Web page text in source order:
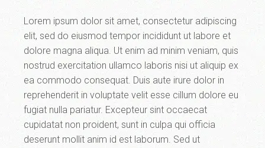
Lorem ipsum dolor sit amet, consectetur adipiscing
elit, sed do eiusmod tempor incididunt ut labore et
dolore magna aliqua. Ut enim ad minim veniam, quis
nostrud exercitation ullamco laboris nisi ut aliquip ex
ea commodo consequat. Duis aute irure dolor in
reprehenderit in voluptate velit esse cillum dolore eu
fugiat nulla pariatur. Excepteur sint occaecat
cupidatat non proident, sunt in culpa qui officia
deserunt mollit anim id est laborum. Sed ut